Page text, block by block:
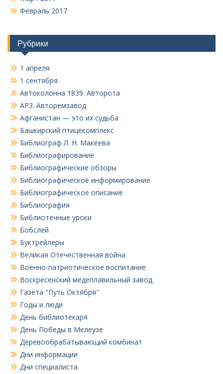
Февраль 2017
Рубрики
1 апреля
1 сентября
Автоколонна 1839. Авторота
АРЗ. Авторемзавод
Афганистан — это их судьба
Башкирский птицекомплекс
Библиограф Л. Н. Макеева
Библиографирование
Библиографические обзоры
Библиографическое информирование
Библиографическое описание
Библиография
Библиотечные уроки
Бобслей
Буктрейлеры
Великая Отечественная война
Военно-патриотическое воспитание
Воскресенский медеплавильный завод
Газета "Путь Октября"
Годы и люди
День библиотекаря
День Победы в Мелеузе
Деревообрабатывающий комбинат
Дни информации
Дни специалиста